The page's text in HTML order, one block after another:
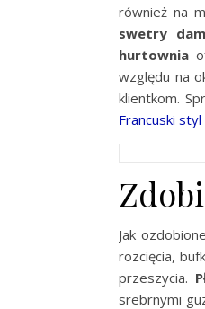
również na
swetry
hurtownia
względu na
klientkom.
Francuski
Jak
rozcięcia,
przeszycia.
srebrnymi